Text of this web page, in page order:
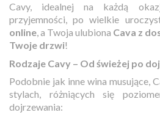
Cavy, idealnej na każdą
przyjemności, po wielkie
online, a Twoja ulubiona Cava z
Twoje drzwi!
Rodzaje Cavy – Od świeżej po
Podobnie jak inne wina musujące,
stylach, różniących się
dojrzewania: